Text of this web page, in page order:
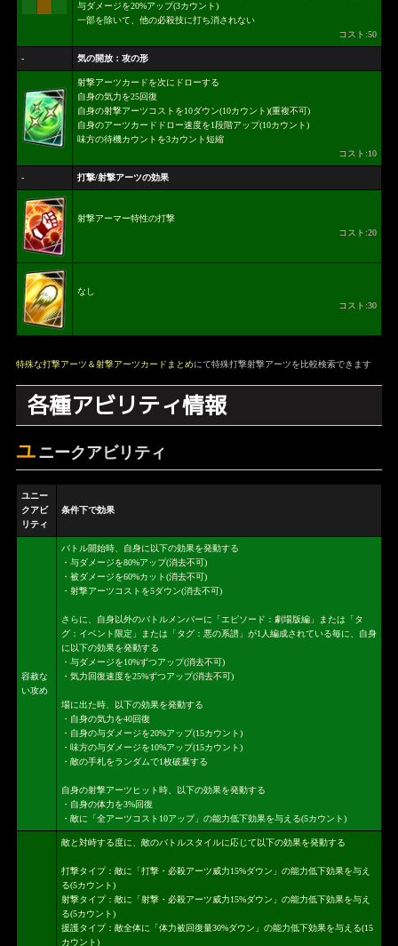
与ダメージを20%アップ(3カウント)
一部を除いて、他の必殺技に打ち消されない
コスト:50
- 気の開放：攻の形
射撃アーツカードを次にドローする
自身の気力を25回復
自身の射撃アーツコストを10ダウン(10カウント)(重複不可)
自身のアーツカードドロー速度を1段階アップ(10カウント)
味方の待機カウントを3カウント短縮
コスト:10
- 打撃/射撃アーツの効果
射撃アーマー特性の打撃
コスト:20
なし
コスト:30
特殊な打撃アーツ＆射撃アーツカードまとめにて特殊打撃射撃アーツを比較検索できます
各種アビリティ情報
ユ ニークアビリティ
ユニー
クアビ
リティ
条件下で効果
容赦な
い攻め
バトル開始時、自身に以下の効果を発動する
・与ダメージを80%アップ(消去不可)
・被ダメージを60%カット(消去不可)
・射撃アーツコストを5ダウン(消去不可)
さらに、自身以外のバトルメンバーに「エピソード：劇場版編」または「タ
グ：イベント限定」または「タグ：悪の系譜」が1人編成されている毎に、自身
に以下の効果を発動する
・与ダメージを10%ずつアップ(消去不可)
・気力回復速度を25%ずつアップ(消去不可)
場に出た時、以下の効果を発動する
・自身の気力を40回復
・自身の与ダメージを20%アップ(15カウント)
・味方の与ダメージを10%アップ(15カウント)
・敵の手札をランダムで1枚破棄する
自身の射撃アーツヒット時、以下の効果を発動する
・自身の体力を3%回復
・敵に「全アーツコスト10アップ」の能力低下効果を与える(5カウント)
敵と対峙する度に、敵のバトルスタイルに応じて以下の効果を発動する
打撃タイプ：敵に「打撃・必殺アーツ威力15%ダウン」の能力低下効果を与え
る(5カウント)
射撃タイプ：敵に「射撃・必殺アーツ威力15%ダウン」の能力低下効果を与え
る(5カウント)
援護タイプ：敵全体に「体力被回復量30%ダウン」の能力低下効果を与える(15
カウント)